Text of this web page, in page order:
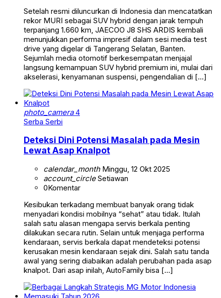
Setelah resmi diluncurkan di Indonesia dan mencatatkan
rekor MURI sebagai SUV hybrid dengan jarak tempuh
terpanjang 1.660 km, JAECOO J8 SHS ARDIS kembali
menunjukkan performa impresif dalam sesi media test
drive yang digelar di Tangerang Selatan, Banten.
Sejumlah media otomotif berkesempatan menjajal
langsung kemampuan SUV hybrid premium ini, mulai dari
akselerasi, kenyamanan suspensi, pengendalian di […]
photo_camera4
Serba Serbi
Deteksi Dini Potensi Masalah pada Mesin
Lewat Asap Knalpot
calendar_monthMinggu, 12 Okt 2025
account_circleSetiawan
0Komentar
Kesibukan terkadang membuat banyak orang tidak
menyadari kondisi mobilnya “sehat” atau tidak. Itulah
salah satu alasan mengapa servis berkala penting
dilakukan secara rutin. Selain untuk menjaga performa
kendaraan, servis berkala dapat mendeteksi potensi
kerusakan mesin kendaraan sejak dini. Salah satu tanda
awal yang sering diabaikan adalah perubahan pada asap
knalpot. Dari asap inilah, AutoFamily bisa […]